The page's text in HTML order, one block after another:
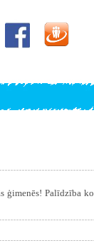
ģimenēs! Palīdzība ko